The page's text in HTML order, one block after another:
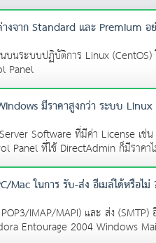
จาก Standard และ Premium อย่
บนระบบปฏิบัติการ Linux
Panel
มีราคาสูงกว่า ระบบ Linux
Software ที่มีค่า License เ
Panel ที่ใช้ DirectAdmin ก็มีราคา
Mac ในการ รับ-ส่ง อีเมล์ได้หรือไม่
IMAP/MAPI) และ ส่ง
Entourage 2004 Windows